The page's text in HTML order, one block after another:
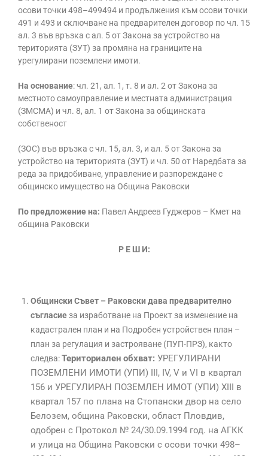
осови точки 498–499494 и продължения към осови точки
491 и 493 и сключване на предварителен договор по чл. 15
ал. 3 във връзка с ал. 5 от Закона за устройство на
територията (ЗУТ) за промяна на границите на
урегулирани поземлени имоти.
На основание: чл. 21, ал. 1, т. 8 и ал. 2 от Закона за
местното самоуправление и местната администрация
(ЗМСМА) и чл. 8, ал. 1 от Закона за общинската
собственост
(ЗОС) във връзка с чл. 15, ал. 3, и ал. 5 от Закона за
устройство на територията (ЗУТ) и чл. 50 от Наредбата за
реда за придобиване, управление и разпореждане с
общинско имущество на Община Раковски
По предложение на: Павел Андреев Гуджеров – Кмет на
община Раковски
Р Е Ш И:
Общински Съвет – Раковски дава предварително
съгласиеза изработване на Проект за изменение на
кадастрален план и на Подробен устройствен план –
план за регулация и застрояване (ПУП-ПРЗ), както
следва:Териториален обхват: УРЕГУЛИРАНИ
ПОЗЕМЛЕНИ ИМОТИ (УПИ) III, IV, V и VI в квартал
156 и УРЕГУЛИРАН ПОЗЕМЛЕН ИМОТ (УПИ) XIII в
квартал 157 по плана на Стопански двор на село
Белозем, община Раковски, област Пловдив,
одобрен с Протокол № 24/30.09.1994 год. на АГКК
и улица на Община Раковски с осови точки 498–